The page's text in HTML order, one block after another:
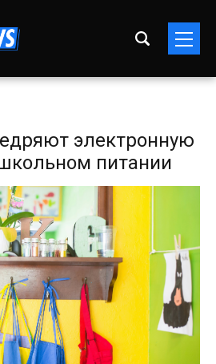
электронную
питании